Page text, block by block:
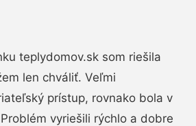
teplydomov.sk som riešila
len chváliť. Veľmi
prístup, rovnako bola v
vyriešili rýchlo a dobre